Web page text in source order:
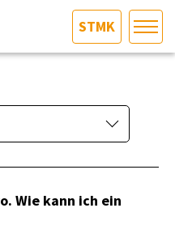
STMK
Wie kann ich ein